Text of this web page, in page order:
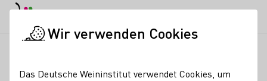
Wir verwenden Cookies
Das Deutsche Weininstitut verwendet Cookies, um